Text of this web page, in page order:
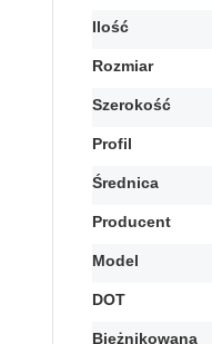
Ilość
Rozmiar
Szerokość
Profil
Średnica
Producent
Model
DOT
Bieżnikowana